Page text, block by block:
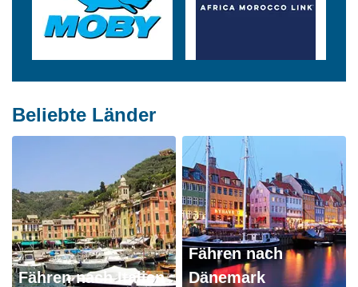
Beliebte Länder
Fähren nach Italien
Fähren nach
Dänemark